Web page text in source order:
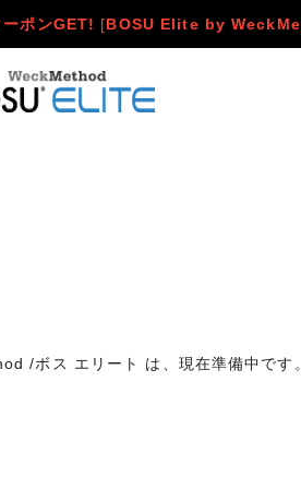
ポンGET! [BOSU Elite by
/ボス エリート は、現在準備中です。